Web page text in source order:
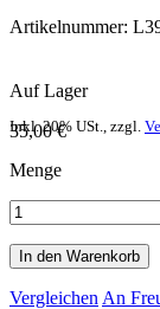
Artikelnummer:
Auf Lager
35,00 €
Inkl. 20% USt., zzgl.
Menge
In den Warenkorb
Vergleichen An